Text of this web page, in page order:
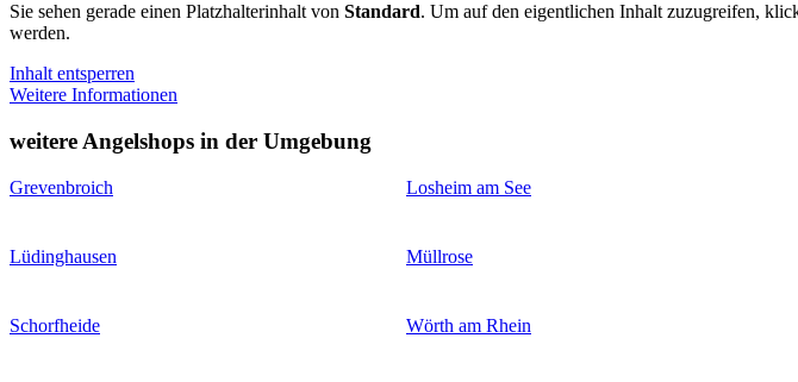
Sie sehen gerade einen Platzhalterinhalt von Standard. Um auf den eigentlichen Inhalt zuzugreifen,
werden.
Inhalt entsperren
Weitere Informationen
weitere Angelshops in der Umgebung
Grevenbroich Losheim am See
Lüdinghausen Müllrose
Schorfheide Wörth am Rhein